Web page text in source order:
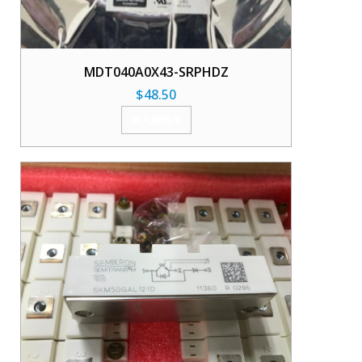
MDT040A0X43-SRPHDZ
$48.50